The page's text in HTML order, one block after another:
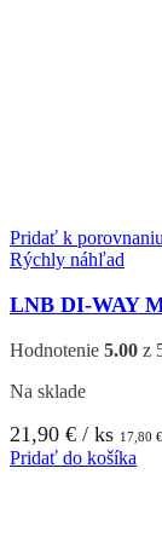
Pridať k porovnaniu
Rýchly náhľad
LNB DI-WAY
Hodnotenie 5.00 z
Na sklade
21,90 € / ks 17,80 €
Pridať do košíka